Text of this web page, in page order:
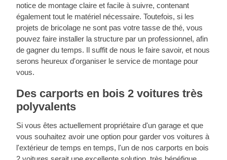
notice de montage claire et facile à suivre, contenant
également tout le matériel nécessaire. Toutefois, si les
projets de bricolage ne sont pas votre tasse de thé, vous
pouvez faire installer la structure par un professionnel, afin
de gagner du temps. Il suffit de nous le faire savoir, et nous
serons heureux d'organiser le service de montage pour
vous.
Des carports en bois 2 voitures très
polyvalents
Si vous êtes actuellement propriétaire d'un garage et que
vous souhaitez avoir une option pour garder vos voitures à
l'extérieur de temps en temps, l'un de nos carports en bois